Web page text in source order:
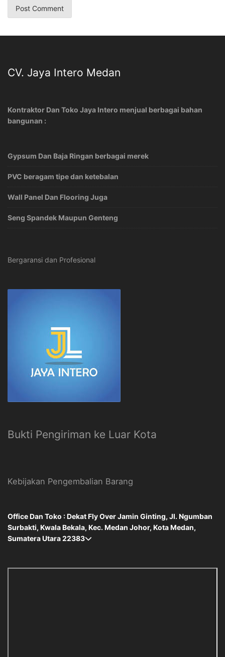
CV. Jaya Intero Medan
Kontraktor Dan Toko Jaya Intero menjual berbagai bahan
bangunan :
Gypsum Dan Baja Ringan berbagai merek
PVC beragam tipe dan ketebalan
Wall Panel Dan Flooring Juga
Seng Spandek Maupun Genteng
Bergaransi dan Profesional
Bukti Pengiriman ke Luar Kota
Kebijakan Pengembalian Barang
Office Dan Toko : Dekat Fly Over Jamin Ginting, Jl. Ngumban
Surbakti, Kwala Bekala, Kec. Medan Johor, Kota Medan,
Sumatera Utara 22383